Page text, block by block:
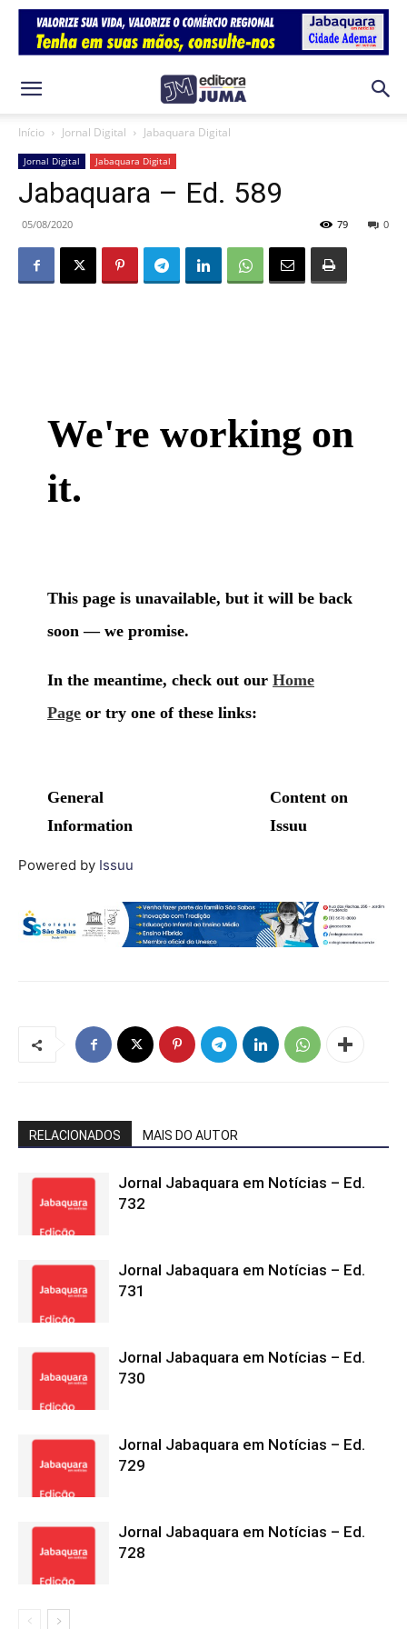
Início Jornal Digital Jabaquara Digital
Jornal Digital Jabaquara Digital
Jabaquara – Ed. 589
05/08/2020 0
79
Powered by Issuu
RELACIONADOS MAIS DO AUTOR
Jornal Jabaquara em Notícias – Ed.
732
Jornal Jabaquara em Notícias – Ed.
731
Jornal Jabaquara em Notícias – Ed.
730
Jornal Jabaquara em Notícias – Ed.
729
Jornal Jabaquara em Notícias – Ed.
728